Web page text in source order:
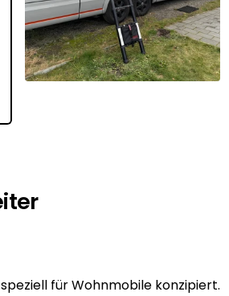
für Wohnmobile konzipiert.